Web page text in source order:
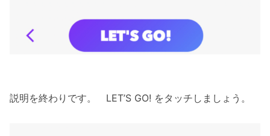
説明を終わりです。 LET’S GO! をタッチしましょう。